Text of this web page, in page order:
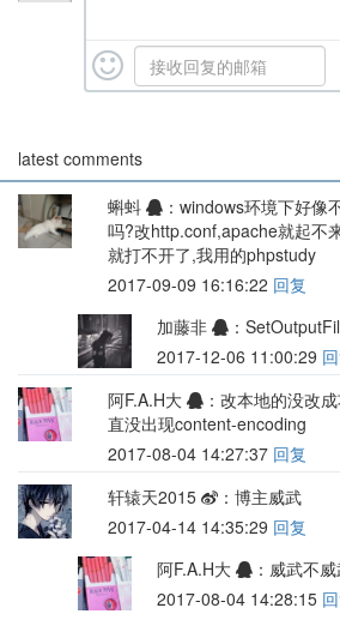
latest comments
蝌蚪
：windows环境下好像
吗?改http.conf,apache就起不
就打不开了,我用的phpstudy
2017-09-09 16:16:22 回复
加藤非
：
2017-12-06 11:00:29
阿F.A.H大
：改本地的没改
直没出现content-encoding
2017-08-04 14:27:37 回复
轩辕天2015
：博主威武
2017-04-14 14:35:29 回复
阿F.A.H大
：威武不
2017-08-04 14:28:15